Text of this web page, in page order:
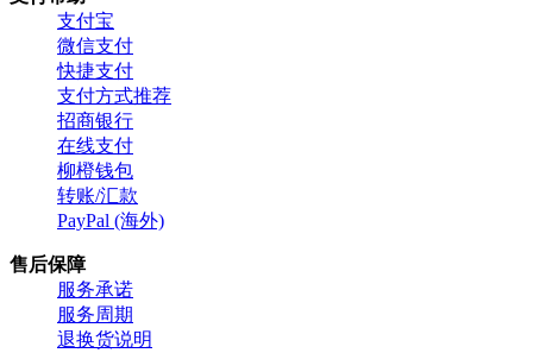
支付宝
微信支付
快捷支付
支付方式推荐
招商银行
在线支付
柳橙钱包
转账/汇款
PayPal (海外)
售后保障
服务承诺
服务周期
退换货说明